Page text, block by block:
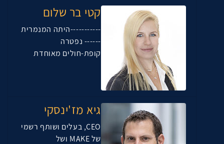
קטי בר שלום
-----------היתה המנמרית
------ נפטרה
קופת-חולים מאוחדת
גיא מז'ינסקי
CEO, בעלים ושותף רשמי
של MAKE ושל